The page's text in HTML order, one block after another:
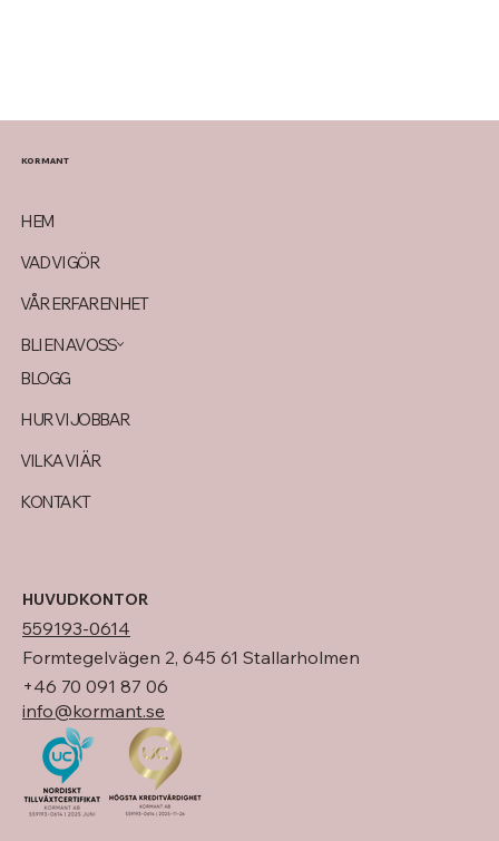
KORMANT
HEM
VAD VI GÖR
VÅR ERFARENHET
BLI EN AV OSS
BLOGG
HUR VI JOBBAR
VILKA VI ÄR
KONTAKT
HUVUDKONTOR
559193-0614
Formtegelvägen 2, 645 61 Stallarholmen
+46 70 091 87 06
info@kormant.se